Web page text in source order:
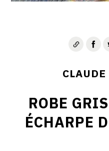
ROBE
ÉCHARPE